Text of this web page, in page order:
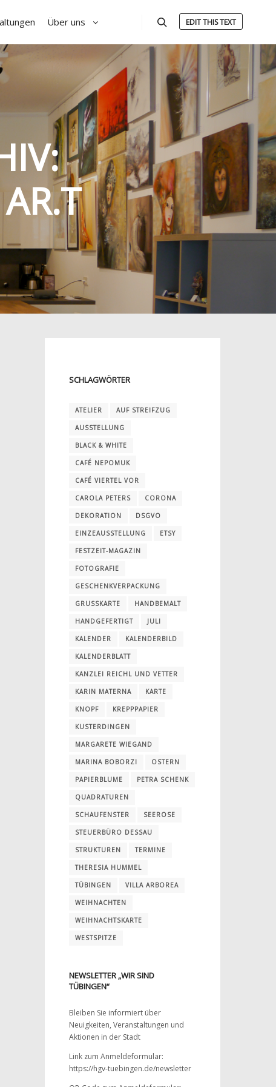
Über uns EDIT THIS TEXT
SCHLAGWÖRTER
ATELIER AUF STREIFZUG
AUSSTELLUNG
BLACK & WHITE
CAFÉ NEPOMUK
CAFÉ VIERTEL VOR
CAROLA PETERS CORONA
DEKORATION DSGVO
EINZEAUSSTELLUNG ETSY
FESTZEIT-MAGAZIN
FOTOGRAFIE
GESCHENKVERPACKUNG
GRUSSKARTE HANDBEMALT
HANDGEFERTIGT JULI
KALENDER KALENDERBILD
KALENDERBLATT
KANZLEI REICHL UND VETTER
KARIN MATERNA KARTE
KNOPF KREPPPAPIER
KUSTERDINGEN
MARGARETE WIEGAND
MARINA BOBORZI OSTERN
PAPIERBLUME PETRA SCHENK
QUADRATUREN
SCHAUFENSTER SEEROSE
STEUERBÜRO DESSAU
STRUKTUREN TERMINE
THERESIA HUMMEL
TÜBINGEN VILLA ARBOREA
WEIHNACHTEN
WEIHNACHTSKARTE
WESTSPITZE
NEWSLETTER „WIR SIND
TÜBINGEN“
Bleiben Sie informiert über
Neuigkeiten, Veranstaltungen und
Aktionen in der Stadt
Link zum Anmeldeformular:
https://hgv-tuebingen.de/newsletter